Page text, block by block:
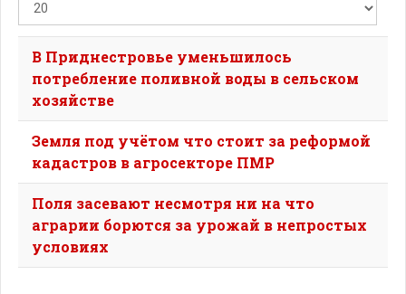
В Приднестровье уменьшилось
потребление поливной воды в сельском
хозяйстве
Земля под учётом что стоит за реформой
кадастров в агросекторе ПМР
Поля засевают несмотря ни на что
аграрии борются за урожай в непростых
условиях